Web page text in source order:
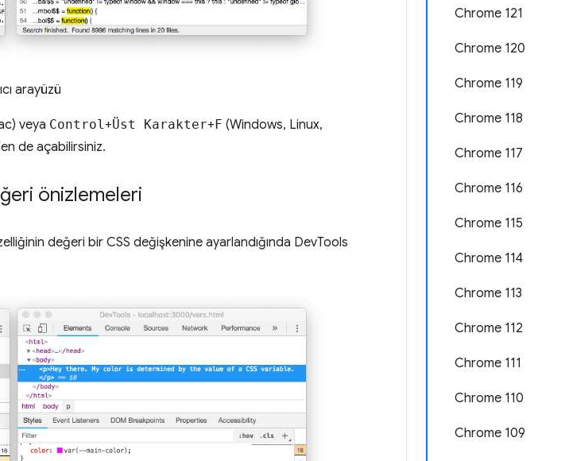
Chrome 121
Chrome 120
Chrome 119
Chrome 118
Chrome 117
Chrome 116
Chrome 115
Chrome 114
Chrome 113
Chrome 112
Chrome 111
Chrome 110
Chrome 109
arayüzü
veya Control +Üst Karakter+F (Windows, Linux,
de açabilirsiniz.
önizlemeleri
değeri bir CSS değişkenine ayarlandığında DevTools